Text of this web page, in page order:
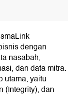
dengan
nasabah,
dan data mitra.
utama, yaitu
(Integrity), dan